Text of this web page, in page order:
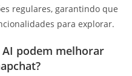
regulares, garantindo que
para explorar.
AI podem melhorar